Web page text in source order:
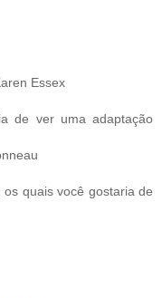
Essex
de ver uma adaptação
quais você gostaria de